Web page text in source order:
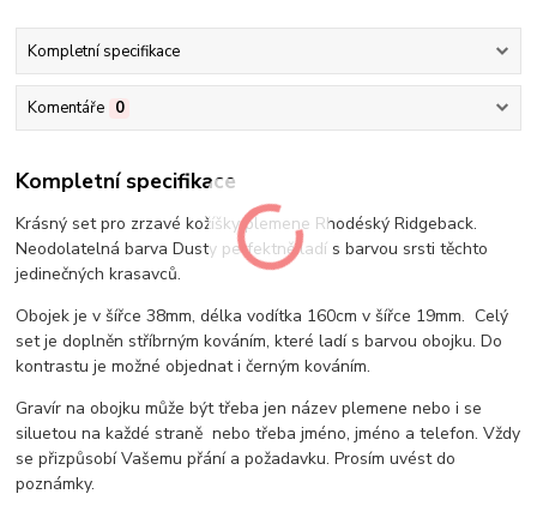
Kompletní specifikace
Komentáře 0
Kompletní specifikace
Krásný set pro zrzavé kožíšky plemene Rhodéský Ridgeback.
Neodolatelná barva Dusty perfektně ladí s barvou srsti těchto
jedinečných krasavců.
Obojek je v šířce 38mm, délka vodítka 160cm v šířce 19mm. Celý
set je doplněn stříbrným kováním, které ladí s barvou obojku. Do
kontrastu je možné objednat i černým kováním.
Gravír na obojku může být třeba jen název plemene nebo i se
siluetou na každé straně nebo třeba jméno, jméno a telefon. Vždy
se přizpůsobí Vašemu přání a požadavku. Prosím uvést do
poznámky.